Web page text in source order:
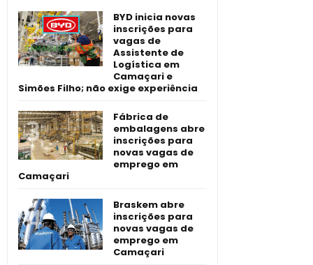
BYD inicia novas
inscrições para
vagas de
Assistente de
Logística em
Camaçari e
Simões Filho; não exige experiência
Fábrica de
embalagens abre
inscrições para
novas vagas de
emprego em
Camaçari
Braskem abre
inscrições para
novas vagas de
emprego em
Camaçari